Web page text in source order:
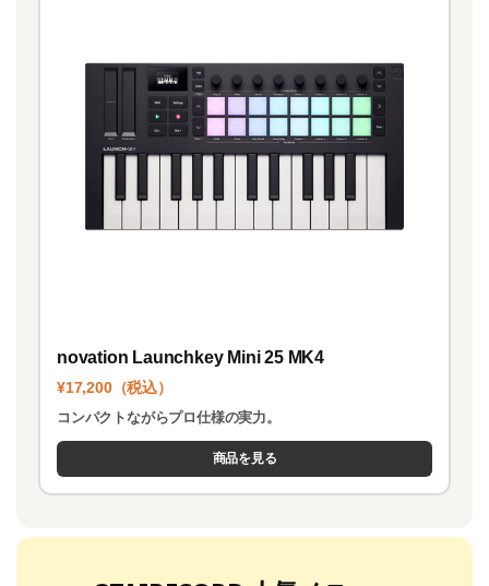
novation Launchkey Mini 25 MK4
¥17,200（税込）
コンパクトながらプロ仕様の実力。
商品を見る